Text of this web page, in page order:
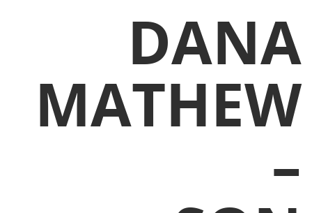
DANA
MATHEW
–